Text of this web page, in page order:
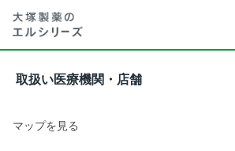
取扱い医療機関・店舗
マップを見る